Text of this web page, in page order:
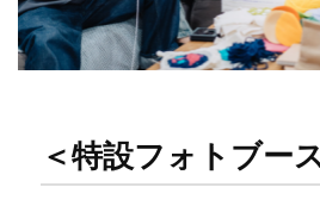
＜特設フォトブー